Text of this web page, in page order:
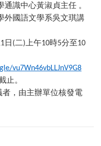
通識中心黃淑貞主任 。
外國語文學系吳文琪講
日 (二) 上午10時5分至10
vu7Wn46vbLLJnV9G8
止。
，由主辦單位核發電